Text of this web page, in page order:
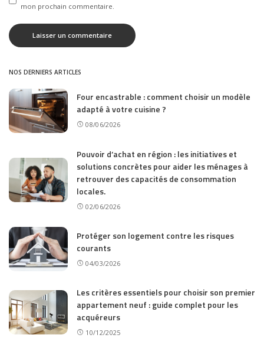
mon prochain commentaire.
NOS DERNIERS ARTICLES
Four encastrable : comment choisir un modèle
adapté à votre cuisine ?
08/06/2026
Pouvoir d’achat en région : les initiatives et
solutions concrètes pour aider les ménages à
retrouver des capacités de consommation
locales.
02/06/2026
Protéger son logement contre les risques
courants
04/03/2026
Les critères essentiels pour choisir son premier
appartement neuf : guide complet pour les
acquéreurs
10/12/2025